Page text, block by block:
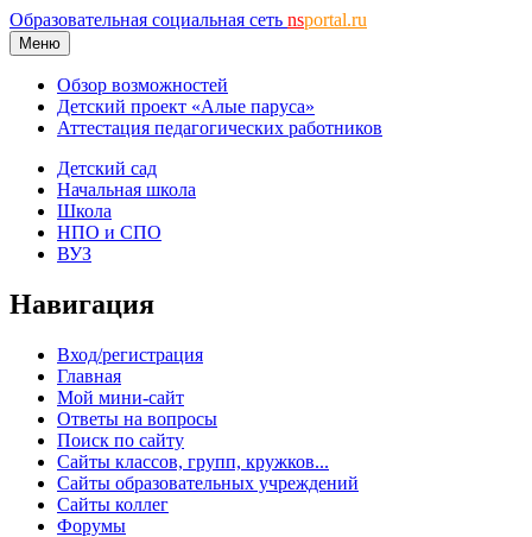
Образовательная социальная сеть nsportal.ru
Меню
Обзор возможностей
Детский проект «Алые паруса»
Аттестация педагогических работников
Детский сад
Начальная школа
Школа
НПО и СПО
ВУЗ
Навигация
Вход/регистрация
Главная
Мой мини-сайт
Ответы на вопросы
Поиск по сайту
Сайты классов, групп, кружков...
Сайты образовательных учреждений
Сайты коллег
Форумы